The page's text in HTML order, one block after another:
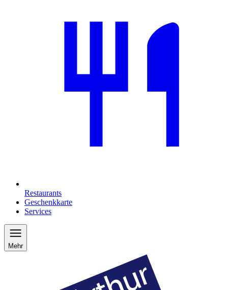
Restaurants
Geschenkkarte
Services
Mehr